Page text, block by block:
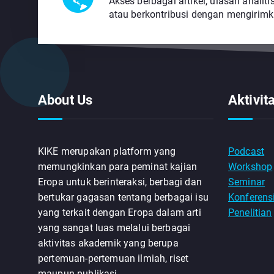
atau berkontribusi dengan
About Us
KIKE merupakan platform yang
memungkinkan para peminat kajian
Eropa untuk berinteraksi, berbagi dan
bertukar gagasan tentang berbagai isu
yang terkait dengan Eropa dalam arti
yang sangat luas melalui berbagai
aktivitas akademik yang berupa
pertemuan-pertemuan ilmiah, riset
Podcast
Workshop
Seminar
Konferensi
Penelitian